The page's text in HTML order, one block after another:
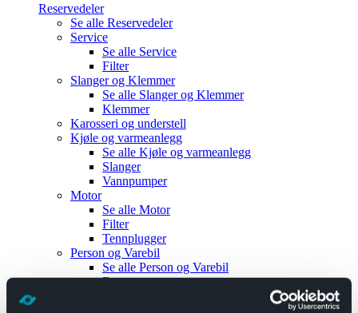
Reservedeler
Se alle Reservedeler
Service
Se alle Service
Filter
Slanger og Klemmer
Se alle Slanger og Klemmer
Klemmer
Karosseri og understell
Kjøle og varmeanlegg
Se alle Kjøle og varmeanlegg
Slanger
Vannpumper
Motor
Se alle Motor
Filter
Tennplugger
Person og Varebil
Se alle Person og Varebil
Brems